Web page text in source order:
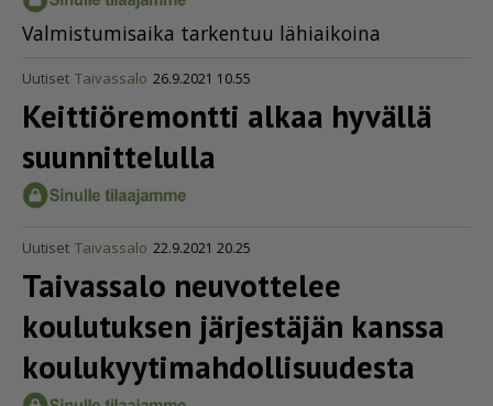
Val­mis­tu­mi­sai­ka tar­ken­tuu lä­hi­ai­koi­na
Uutiset Taivassalo 26.9.2021 10.55
Keitti­ö­re­montti alkaa hyvällä
suunnittelulla
Uutiset Taivassalo 22.9.2021 20.25
Taivassalo neuvottelee
koulutuksen järjestäjän kanssa
koulu­kyy­ti­mah­dol­li­suu­desta